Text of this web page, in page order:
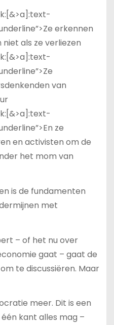
erkennen
als ze verliezen
van
ze
en activisten om de
het mom van
is de fundamenten
met
– of het nu over
gaat – gaat de
te discussiëren. Maar
meer. Dit is een
kant alles mag –